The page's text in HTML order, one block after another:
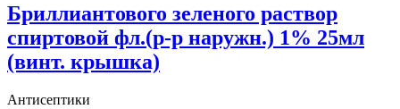
Бриллиантового зеленого раствор
спиртовой фл.(р-р наружн.) 1% 25мл
(винт. крышка)
Антисептики